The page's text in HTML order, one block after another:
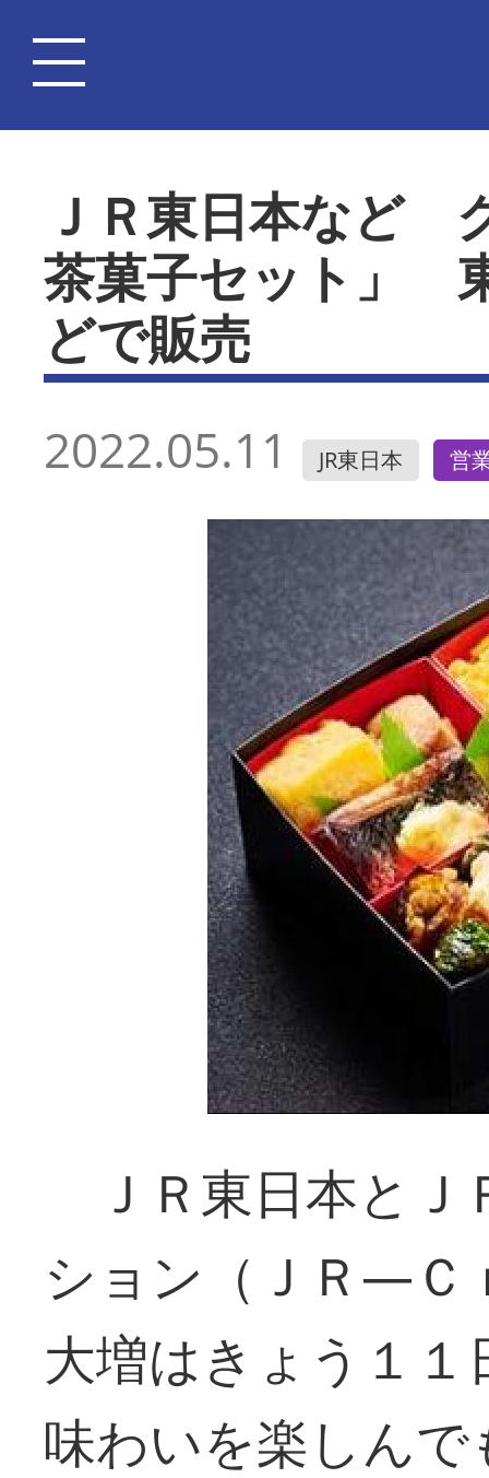
ＪＲ東日本など
茶菓子セット」
どで販売
2022.05.11 JR東日本 営
ＪＲ東日本とＪ
ション（ＪＲ―Ｃ
大増はきょう１
味わいを楽しん